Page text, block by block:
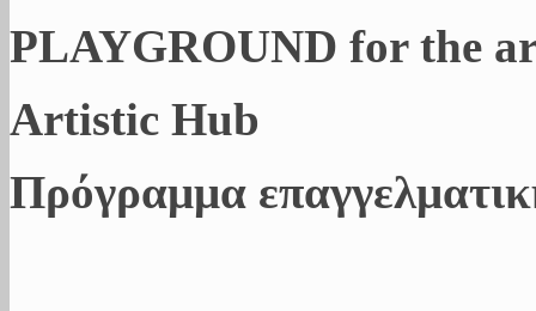
PLAYGROUND for the
Artistic Hub
Πρόγραμμα